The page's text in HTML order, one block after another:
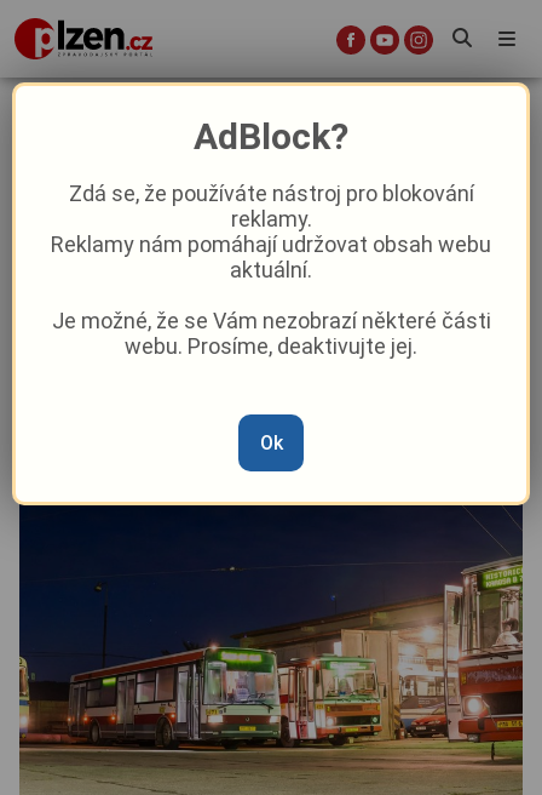
Muzeum dopravy ve Strašicích se
zahalí do tmy: Nabídne netradiční
noční prohlídky i nasvícené
veterány
Pavel Žižka–10. 6. 08:56
AdBlock?
Zdá se, že používáte nástroj pro blokování
reklamy.
Reklamy nám pomáhají udržovat obsah webu
aktuální.
Je možné, že se Vám nezobrazí některé části
webu. Prosíme, deaktivujte jej.
Ok